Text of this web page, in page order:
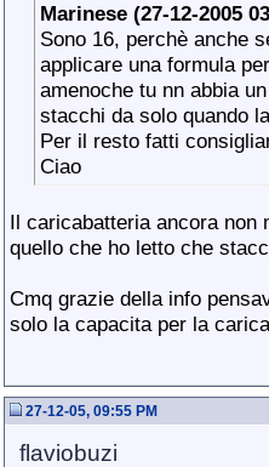
Marinese (27-12-2005
Sono 16, perchè anche
applicare una formula
amenoche tu nn abbia
stacchi da solo quando
Per il resto fatti
Ciao
Il caricabatteria ancora non
quello che ho letto che
Cmq grazie della info
solo la capacita per la carica
27-12-05, 09:55 PM
flaviobuzi